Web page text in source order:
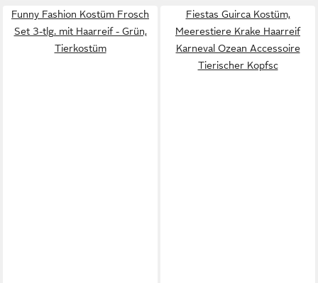
Funny Fashion Kostüm Frosch
Set 3-tlg. mit Haarreif - Grün,
Tierkostüm
Fiestas Guirca Kostüm,
Meerestiere Krake Haarreif
Karneval Ozean Accessoire
Tierischer Kopfsc